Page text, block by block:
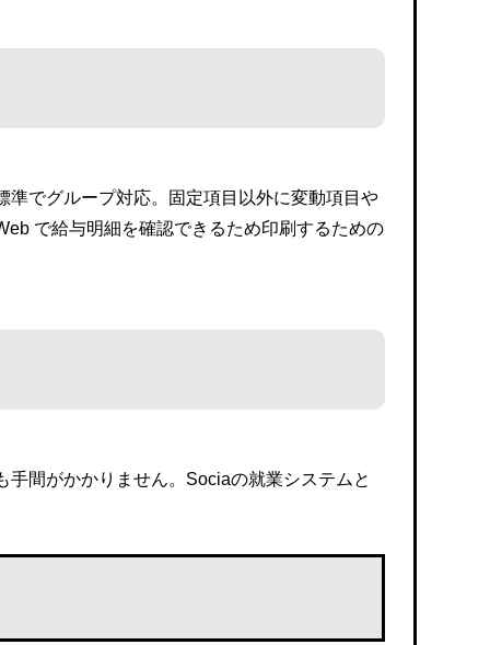
でグループ対応。固定項目以外に変動項目や
で給与明細を確認できるため印刷するための
間がかかりません。Sociaの就業システムと